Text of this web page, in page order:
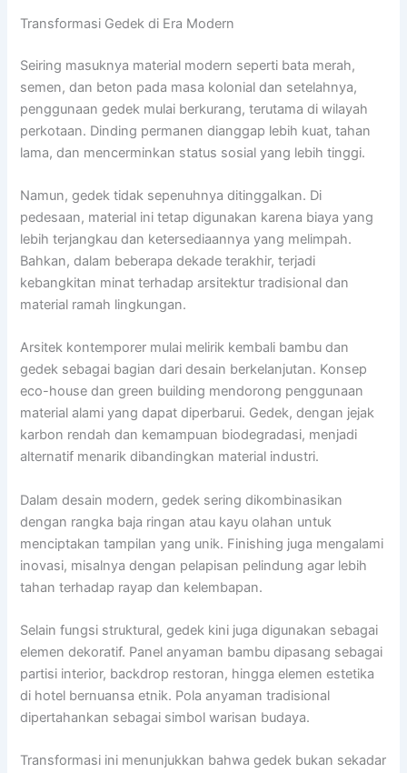
Transformasi Gedek di Era Modern
Seiring masuknya material modern seperti bata merah,
semen, dan beton pada masa kolonial dan setelahnya,
penggunaan gedek mulai berkurang, terutama di wilayah
perkotaan. Dinding permanen dianggap lebih kuat, tahan
lama, dan mencerminkan status sosial yang lebih tinggi.
Namun, gedek tidak sepenuhnya ditinggalkan. Di
pedesaan, material ini tetap digunakan karena biaya yang
lebih terjangkau dan ketersediaannya yang melimpah.
Bahkan, dalam beberapa dekade terakhir, terjadi
kebangkitan minat terhadap arsitektur tradisional dan
material ramah lingkungan.
Arsitek kontemporer mulai melirik kembali bambu dan
gedek sebagai bagian dari desain berkelanjutan. Konsep
eco-house dan green building mendorong penggunaan
material alami yang dapat diperbarui. Gedek, dengan jejak
karbon rendah dan kemampuan biodegradasi, menjadi
alternatif menarik dibandingkan material industri.
Dalam desain modern, gedek sering dikombinasikan
dengan rangka baja ringan atau kayu olahan untuk
menciptakan tampilan yang unik. Finishing juga mengalami
inovasi, misalnya dengan pelapisan pelindung agar lebih
tahan terhadap rayap dan kelembapan.
Selain fungsi struktural, gedek kini juga digunakan sebagai
elemen dekoratif. Panel anyaman bambu dipasang sebagai
partisi interior, backdrop restoran, hingga elemen estetika
di hotel bernuansa etnik. Pola anyaman tradisional
dipertahankan sebagai simbol warisan budaya.
Transformasi ini menunjukkan bahwa gedek bukan sekadar